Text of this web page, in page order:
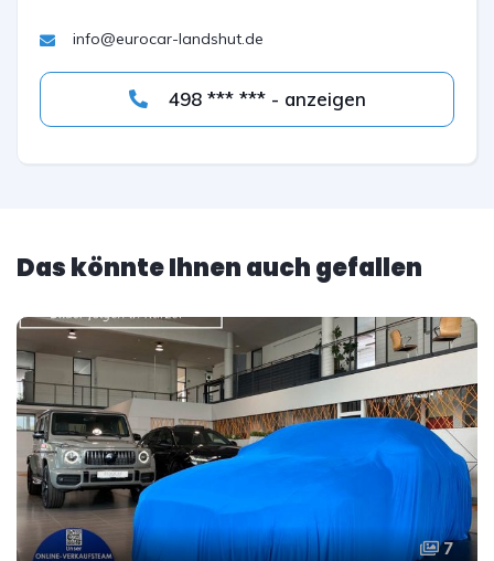
info@eurocar-landshut.de
498 *** *** - anzeigen
Das könnte Ihnen auch gefallen
7